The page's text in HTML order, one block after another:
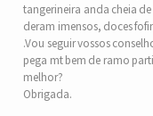
tangerineira anda cheia
deram imensos, doces
.Vou seguir vossos
pega mt bem de ramo
melhor?
Obrigada.